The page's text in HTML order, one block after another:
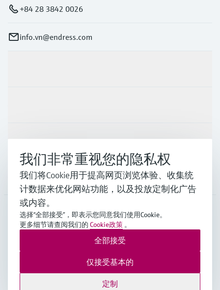
+84 28 3842 0026
info.vn@endress.com
支持
公司
APS•中文
Endress+Hauser Group Services AG ©版权所有
版本说明使用条款数据保护General Terms and Conditions
我们非常重视您的隐私权
我们将Cookie用于提高网页浏览体验、收集统
计数据来优化网站功能，以及投放定制化广告
或内容。
选择“全部接受”，即表示您同意我们使用Cookie。
更多细节请查阅我们的 Cookie政策 。
定制
仅接受基本的
全部接受